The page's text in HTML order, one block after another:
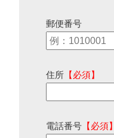
郵便番号
住所 【必須】
電話番号 【必須】